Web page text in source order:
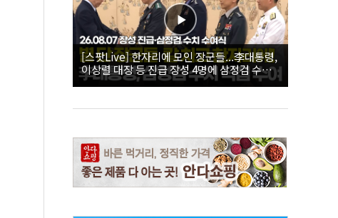
[스팟Live] 한자리에 모인 장군들...李대통령,
이상렬 대장 등 진급 장성 4명에 삼정검 수치
직접 수여｜26.08.07 장성 진급·삼정검 수치